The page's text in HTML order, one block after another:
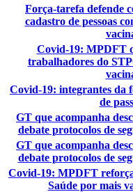
Força-tarefa defende
cadastro de pessoas
Covid-19: MPDFT
trabalhadores do
Covid-19: integrantes da
de
GT que acompanha
debate protocolos de
GT que acompanha
debate protocolos de
Covid-19: MPDFT
Saúde por mais